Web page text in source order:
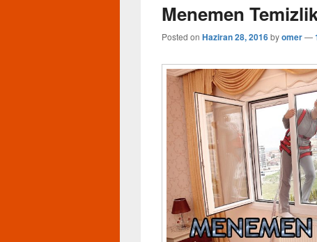
Menemen
Posted on Haziran 28, 2016byomer—